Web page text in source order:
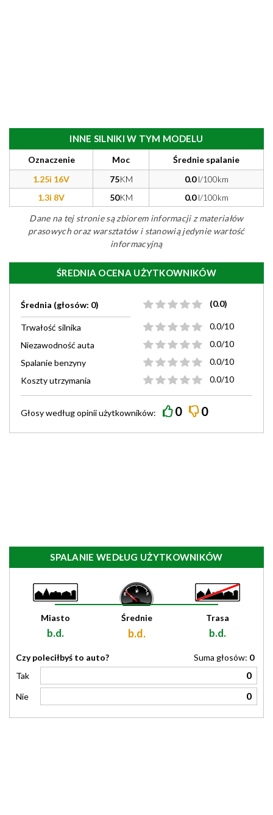
INNE SILNIKI W TYM MODELU
Oznaczenie Moc
Średnie spalanie
1.25i 16V
75KM 0.0l/100km
1.3i 8V
50KM 0.0l/100km
Dane na tej stronie są zbiorem informacji z materiałów
prasowych oraz warsztatów i stanowią jedynie wartość
informacyjną
ŚREDNIA OCENA UŻYTKOWNIKÓW
Średnia (głosów: 0) (0.0)
Trwałość silnika
0.0/10
Niezawodność auta
0.0/10
Spalanie benzyny
0.0/10
Koszty utrzymania
0.0/10
Głosy wedługopiniiużytkowników: 0 0
SPALANIE WEDŁUG UŻYTKOWNIKÓW
Miasto
b.d.
Średnie
b.d.
Trasa
b.d.
Czy poleciłbyś to auto? Suma głosów: 0
Tak
0
Nie 0